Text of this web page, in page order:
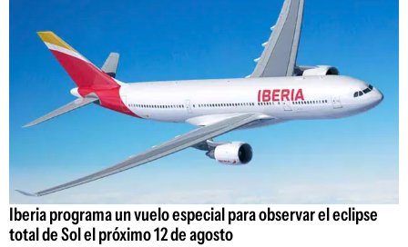
Iberia programa un vuelo especial para observar el eclipse
total de Sol el próximo 12 de agosto